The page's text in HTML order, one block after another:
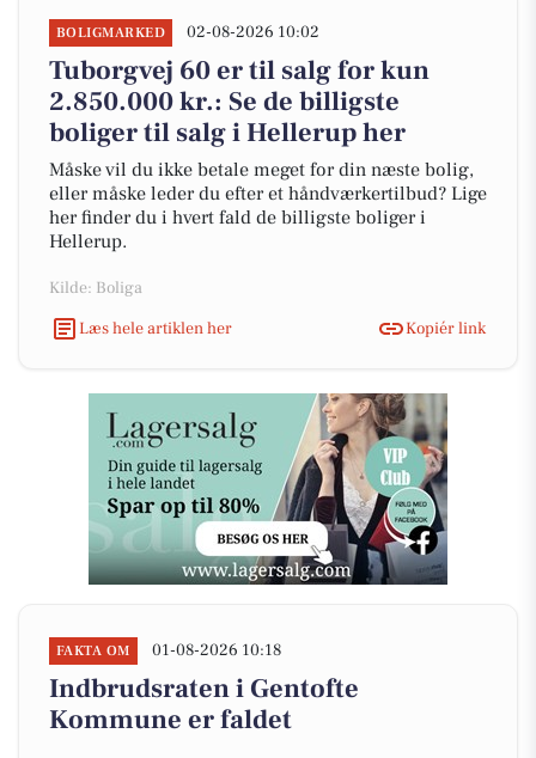
BOLIGMARKED 02-08-2026 10:02
Tuborgvej 60 er til salg for kun
2.850.000 kr.: Se de billigste
boliger til salg i Hellerup her
Måske vil du ikke betale meget for din næste bolig,
eller måske leder du efter et håndværkertilbud? Lige
her finder du i hvert fald de billigste boliger i
Hellerup.
Kilde: Boliga
Læs hele artiklen her
Kopiér link
FAKTA OM 01-08-2026 10:18
Indbrudsraten i Gentofte
Kommune er faldet